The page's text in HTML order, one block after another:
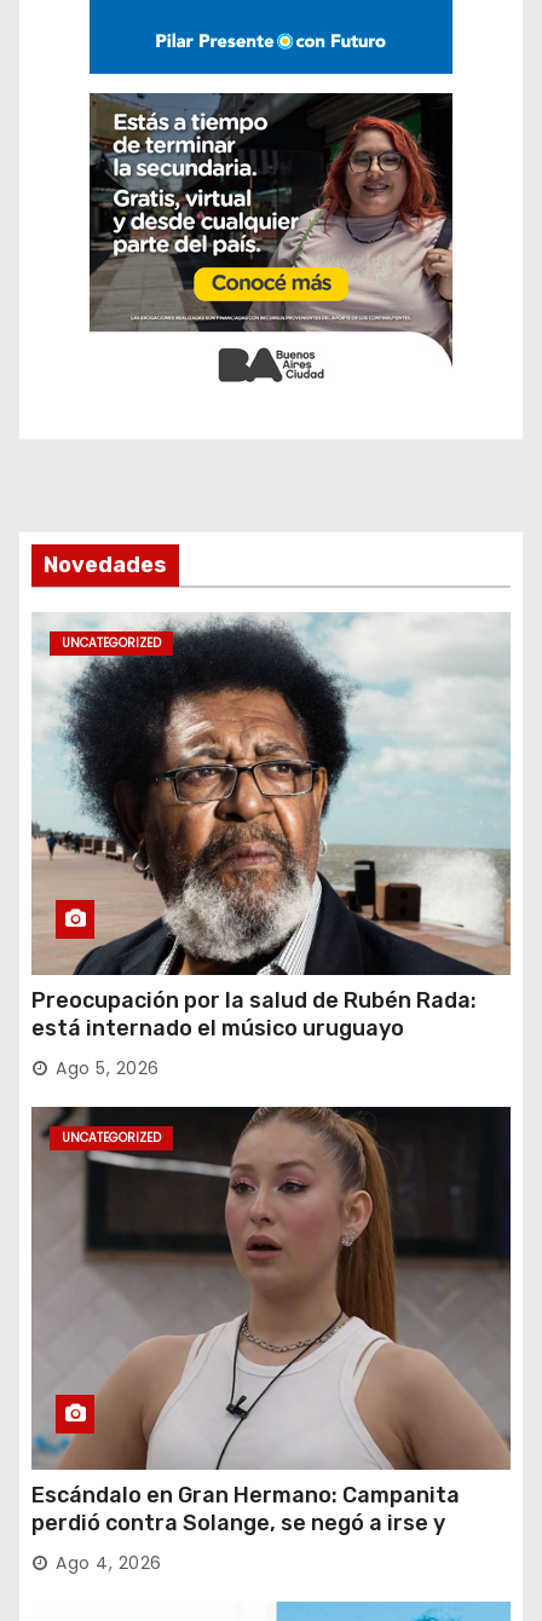
Novedades
UNCATEGORIZED
Preocupación por la salud de Rubén Rada:
está internado el músico uruguayo
Ago 5, 2026
UNCATEGORIZED
Escándalo en Gran Hermano: Campanita
perdió contra Solange, se negó a irse y
desafió al Big
Ago 4, 2026